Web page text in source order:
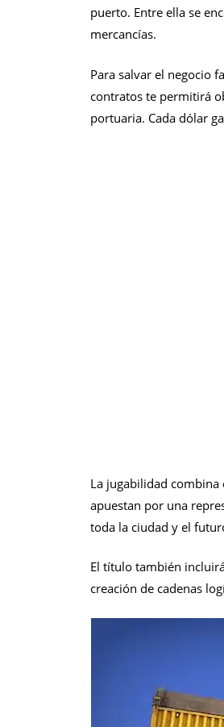
puerto. Entre ella se
mercancías.
Para salvar el negocio
contratos te permitirá
portuaria. Cada dólar
La jugabilidad
apuestan por una
toda la ciudad y el
El título también
creación de cadenas